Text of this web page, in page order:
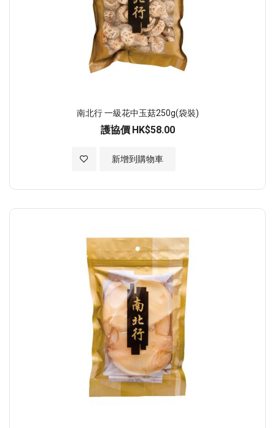
南北行 一級花中玉菇250g(袋裝)
護協價 HK$58.00
新增到購物車
加入至願望清單